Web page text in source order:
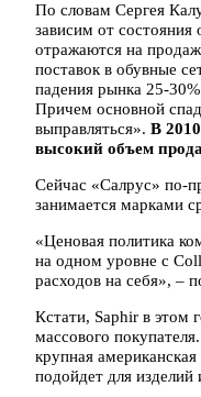
По словам Сергея
зависим от
отражаются на
поставок в обувные
падения рынка 25-
Причем основной
выправляться». В
высокий объем
Сейчас «Салрус» по-
занимается марками
«Ценовая политика
на одном уровне с
расходов на себя», –
Кстати, Saphir в этом
массового
крупная
подойдет для изделий